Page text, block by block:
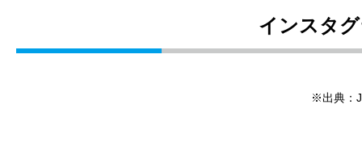
インスタ
※出典：